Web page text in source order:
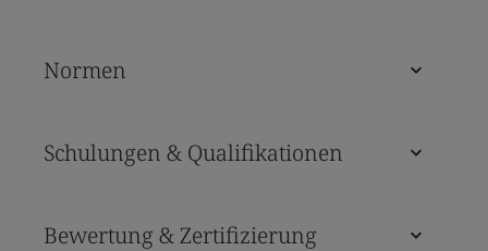
Normen
Schulungen & Qualifikationen
Bewertung & Zertifizierung